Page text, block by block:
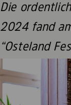
Die
2024 fand
“Osteland